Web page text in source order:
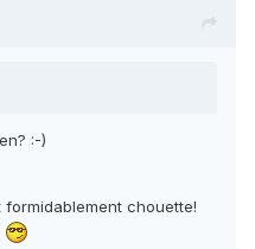
:-)
chouette!